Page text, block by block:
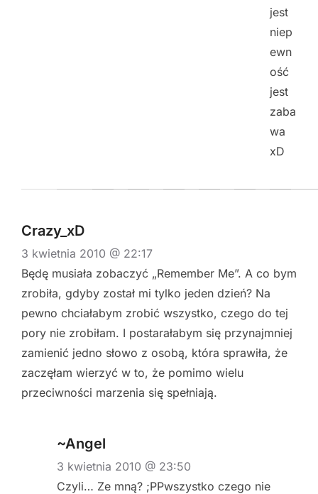
jest
niep
ewn
ość
jest
zaba
wa
xD
Crazy_xD
3 kwietnia 2010 @ 22:17
Będę musiała zobaczyć „Remember Me”. A co bym
zrobiła, gdyby został mi tylko jeden dzień? Na
pewno chciałabym zrobić wszystko, czego do tej
pory nie zrobiłam. I postarałabym się przynajmniej
zamienić jedno słowo z osobą, która sprawiła, że
zaczęłam wierzyć w to, że pomimo wielu
przeciwności marzenia się spełniają.
~Angel
3 kwietnia 2010 @ 23:50
Czyli… Ze mną? ;PPwszystko czego nie